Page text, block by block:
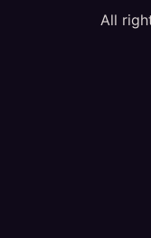
All